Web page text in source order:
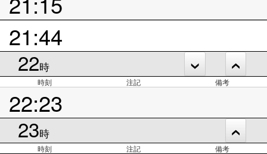
21:44
22時
時刻 注記 備考
22:23
23時
時刻 注記 備考